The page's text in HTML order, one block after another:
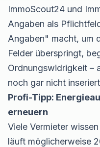
ImmoScout24 und
Angaben als
Angaben" macht, um
Felder überspringt,
Ordnungswidrigkeit –
noch gar nicht
Profi-Tipp:
erneuern
Viele Vermieter
läuft möglicherweise